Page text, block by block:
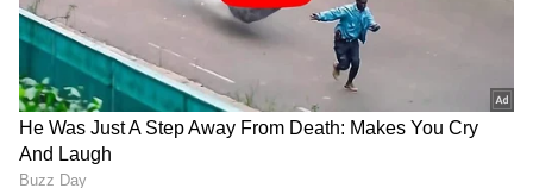
ಕನ್ನಡ ಸಿನಿಮಾ (Kannada Cinema News), ಟಿವಿ
ಕಾರ್ಯಕ್ರಮಗಳು (
Kannada TV Shows
), ಸೆಲೆಬ್ರಿಟಿ
ಸುದ್ದಿಗಳು ಮತ್ತು ಇತ್ತೀಚಿನ ಸುದ್ದಿಗಳಿಗಾಗಿ ಏಷ್ಯಾನೆಟ್